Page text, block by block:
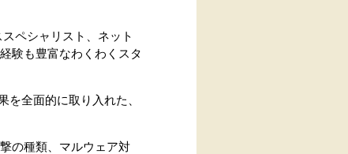
ペシャリスト、ネット
験も豊富なわくわくスタ
を全面的に取り入れた、
の種類、マルウェア対